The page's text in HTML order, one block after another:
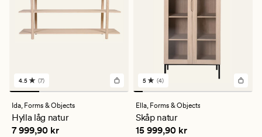
7
omdömen
med
ett
genomsnittligt
betyg
4.5 (7)
Ida, Forms & Objects
Hylla låg natur
Pris 7 999,90 kr
7 999,90 kr
4
omdömen
med
ett
genomsnittligt
betyg
5 (4)
Ella, Forms & Objects
Skåp natur
Pris 15 999,90 kr
15 999,90 kr